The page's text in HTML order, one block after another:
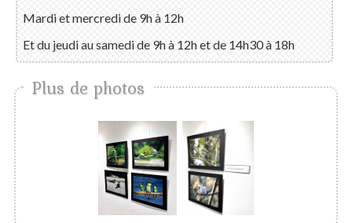
Mardi et mercredi de 9h à 12h
Et du jeudi au samedi de 9h à 12h et de 14h30 à 18h
Plus de photos